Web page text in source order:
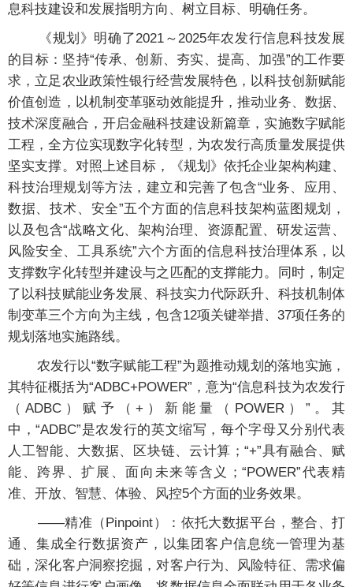
息科技建设和发展指明方向、树立目标、明确任务。
《规划》明确了2021～2025年农发行信息科技发展
的目标：坚持“传承、创新、夯实、提高、加强”的工作要
求，立足农业政策性银行经营发展特色，以科技创新赋能
价值创造，以机制变革驱动效能提升，推动业务、数据、
技术深度融合，开启金融科技建设新篇章，实施数字赋能
工程，全方位实现数字化转型，为农发行高质量发展提供
坚实支撑。对照上述目标，《规划》依托企业架构构建、
科技治理规划等方法，建立和完善了包含“业务、应用、
数据、技术、安全”五个方面的信息科技架构蓝图规划，
以及包含“战略文化、架构治理、资源配置、研发运营、
风险安全、工具系统”六个方面的信息科技治理体系，以
支撑数字化转型并建设与之匹配的支撑能力。同时，制定
了以科技赋能业务发展、科技实力代际跃升、科技机制体
制变革三个方向为主线，包含12项关键举措、37项任务的
规划落地实施路线。
农发行以“数字赋能工程”为题推动规划的落地实施，
其特征概括为“ADBC+POWER”，意为“信息科技为农发行
（ADBC）赋予（+）新能量（POWER）”。其
中，“ADBC”是农发行的英文缩写，每个字母又分别代表
人工智能、大数据、区块链、云计算；“+”具有融合、赋
能、跨界、扩展、面向未来等含义；“POWER”代表精
准、开放、智慧、体验、风控5个方面的业务效果。
——精准（Pinpoint）：依托大数据平台，整合、打
通、集成全行数据资产，以集团客户信息统一管理为基
础，深化客户洞察挖掘，对客户行为、风险特征、需求偏